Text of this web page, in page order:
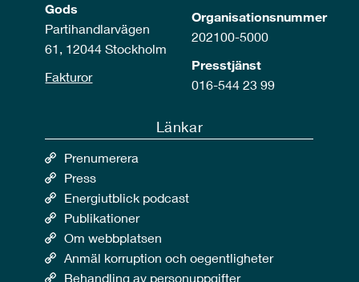
Gods
Partihandlarvägen
61, 12044 Stockholm
Fakturor
Organisationsnummer
202100-5000
Presstjänst
016-544 23 99
Länkar
Prenumerera
Press
Energiutblick podcast
Publikationer
Om webbplatsen
Anmäl korruption och oegentligheter
Behandling av personuppgifter